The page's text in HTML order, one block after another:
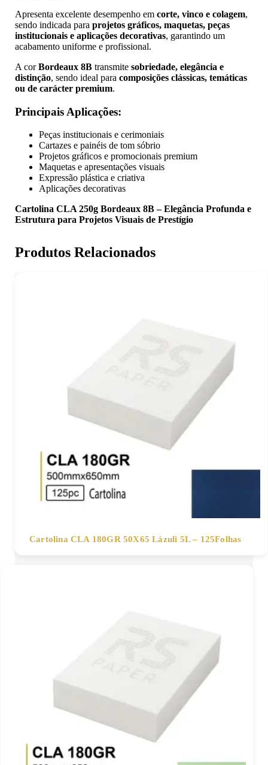
Apresenta excelente desempenho em corte, vinco e colagem,
sendo indicada para projetos gráficos, maquetas, peças
institucionais e aplicações decorativas, garantindo um
acabamento uniforme e profissional.
A corBordeaux 8B transmite sobriedade, elegância e
distinção, sendo ideal para composições clássicas, temáticas
ou de carácter premium.
Principais Aplicações:
Peças institucionais e cerimoniais
Cartazes e painéis de tom sóbrio
Projetos gráficos e promocionais premium
Maquetas e apresentações visuais
Expressão plástica e criativa
Aplicações decorativas
Cartolina CLA 250g Bordeaux 8B – Elegância Profunda e
Estrutura para Projetos Visuais de Prestígio
Produtos Relacionados
Cartolina CLA 180GR 50X65 Lázuli 5L – 125Folhas